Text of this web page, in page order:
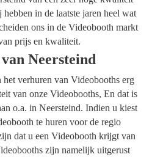
in de laatste jaren heel wat
ons in de Videobooth markt
prijs en kwaliteit.
Neersteind
verhuren van Videobooths erg
van onze Videobooths, En dat is
o.a. in Neersteind. Indien u kiest
te huren voor de regio
dat u een Videobooth krijgt van
zijn namelijk uitgerust